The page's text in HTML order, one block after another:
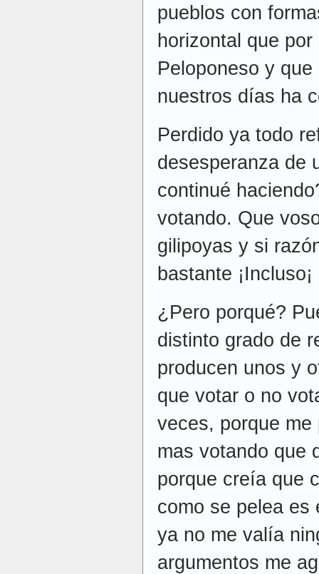
pueblos con
horizontal que
Peloponeso y
nuestros días ha
Perdido ya todo
desesperanza de
continué
votando. Que
gilipoyas y si
bastante
¿Pero porqué?
distinto grado de
producen unos y
que votar o no
veces, porque
mas votando que
porque creía que
como se pelea es
ya no me valía
argumentos me